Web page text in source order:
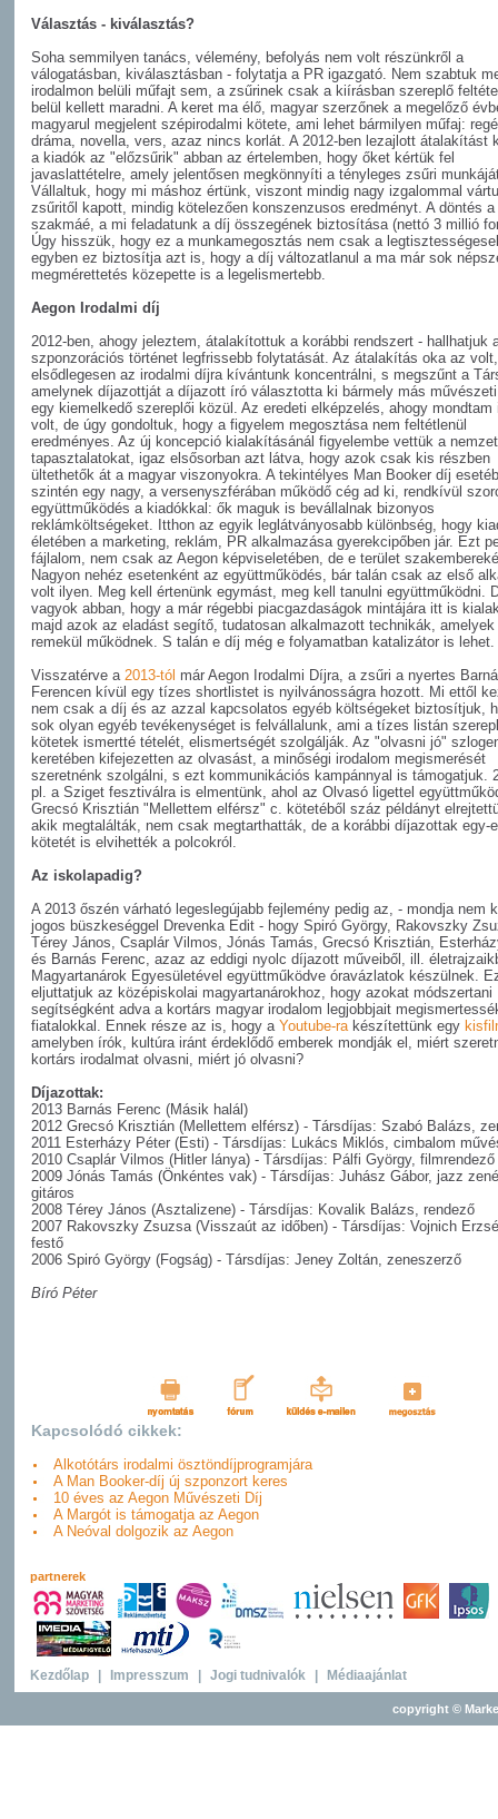
Választás - kiválasztás?
Soha semmilyen tanács, vélemény, befolyás nem volt részünkről a
válogatásban, kiválasztásban - folytatja a PR igazgató. Nem szabtuk
irodalmon belüli műfajt sem, a zsűrinek csak a kiírásban szereplő
belül kellett maradni. A keret ma élő, magyar szerzőnek a megelőző
magyarul megjelent szépirodalmi kötete, ami lehet bármilyen műfaj:
dráma, novella, vers, azaz nincs korlát. A 2012-ben lezajlott átalakítást
a kiadók az "előzsűrik" abban az értelemben, hogy őket kértük fel
javaslattételre, amely jelentősen megkönnyíti a tényleges zsűri
Vállaltuk, hogy mi máshoz értünk, viszont mindig nagy izgalommal
zsűritől kapott, mindig kötelezően konszenzusos eredményt. A döntés a
szakmáé, a mi feladatunk a díj összegének biztosítása (nettó 3 millió
Úgy hisszük, hogy ez a munkamegosztás nem csak a
egyben ez biztosítja azt is, hogy a díj változatlanul a ma már sok
megmérettetés közepette is a legelismertebb.
Aegon Irodalmi díj
2012-ben, ahogy jeleztem, átalakítottuk a korábbi rendszert - hallhatjuk
szponzorációs történet legfrissebb folytatását. Az átalakítás oka az
elsődlegesen az irodalmi díjra kívántunk koncentrálni, s megszűnt a
amelynek díjazottját a díjazott író választotta ki bármely más
egy kiemelkedő szereplői közül. Az eredeti elképzelés, ahogy mondtam
volt, de úgy gondoltuk, hogy a figyelem megosztása nem feltétlenül
eredményes. Az új koncepció kialakításánál figyelembe vettük a
tapasztalatokat, igaz elsősorban azt látva, hogy azok csak kis részben
ültethetők át a magyar viszonyokra. A tekintélyes Man Booker díj
szintén egy nagy, a versenyszférában működő cég ad ki, rendkívül
együttműködés a kiadókkal: ők maguk is bevállalnak bizonyos
reklámköltségeket. Itthon az egyik leglátványosabb különbség, hogy
életében a marketing, reklám, PR alkalmazása gyerekcipőben jár. Ezt
fájlalom, nem csak az Aegon képviseletében, de e terület
Nagyon nehéz esetenként az együttműködés, bár talán csak az első
volt ilyen. Meg kell értenünk egymást, meg kell tanulni együttműködni.
vagyok abban, hogy a már régebbi piacgazdaságok mintájára itt is
majd azok az eladást segítő, tudatosan alkalmazott technikák,
remekül működnek. S talán e díj még e folyamatban katalizátor is lehet.
Visszatérve a 2013-tól már Aegon Irodalmi Díjra, a zsűri a nyertes
Ferencen kívül egy tízes shortlistet is nyilvánosságra hozott. Mi ettől
nem csak a díj és az azzal kapcsolatos egyéb költségeket biztosítjuk,
sok olyan egyéb tevékenységet is felvállalunk, ami a tízes listán
kötetek ismertté tételét, elismertségét szolgálják. Az "olvasni jó"
keretében kifejezetten az olvasást, a minőségi irodalom megismerését
szeretnénk szolgálni, s ezt kommunikációs kampánnyal is támogatjuk.
pl. a Sziget fesztiválra is elmentünk, ahol az Olvasó ligettel
Grecsó Krisztián "Mellettem elférsz" c. kötetéből száz példányt
akik megtalálták, nem csak megtarthatták, de a korábbi díjazottak egy-
kötetét is elvihették a polcokról.
Az iskolapadig?
A 2013 őszén várható legeslegújabb fejlemény pedig az, - mondja nem
jogos büszkeséggel Drevenka Edit - hogy Spiró György, Rakovszky
Térey János, Csaplár Vilmos, Jónás Tamás, Grecsó Krisztián,
és Barnás Ferenc, azaz az eddigi nyolc díjazott műveiből, ill.
Magyartanárok Egyesületével együttműködve óravázlatok készülnek.
eljuttatjuk az középiskolai magyartanárokhoz, hogy azokat módszertani
segítségként adva a kortárs magyar irodalom legjobbjait
fiatalokkal. Ennek része az is, hogy a Youtube-rakészítettünk egy
amelyben írók, kultúra iránt érdeklődő emberek mondják el, miért
kortárs irodalmat olvasni, miért jó olvasni?
Díjazottak:
2013 Barnás Ferenc (Másik halál)
2012 Grecsó Krisztián (Mellettem elférsz) - Társdíjas: Szabó Balázs,
2011 Esterházy Péter (Esti) - Társdíjas: Lukács Miklós, cimbalom
2010 Csaplár Vilmos (Hitler lánya) - Társdíjas: Pálfi György, filmrendező
2009 Jónás Tamás (Önkéntes vak) - Társdíjas: Juhász Gábor, jazz
gitáros
2008 Térey János (Asztalizene) - Társdíjas: Kovalik Balázs, rendező
2007 Rakovszky Zsuzsa (Visszaút az időben) - Társdíjas: Vojnich
festő
2006 Spiró György (Fogság) - Társdíjas: Jeney Zoltán, zeneszerző
Bíró Péter
Kapcsolódó cikkek:
Alkotótárs irodalmi ösztöndíjprogramjára
A Man Booker-díj új szponzort keres
10 éves az Aegon Művészeti Díj
A Margót is támogatja az Aegon
A Neóval dolgozik az Aegon
partnerek
Kezdőlap Impresszum Jogi tudnivalók Médiaajánlat
copyright ©